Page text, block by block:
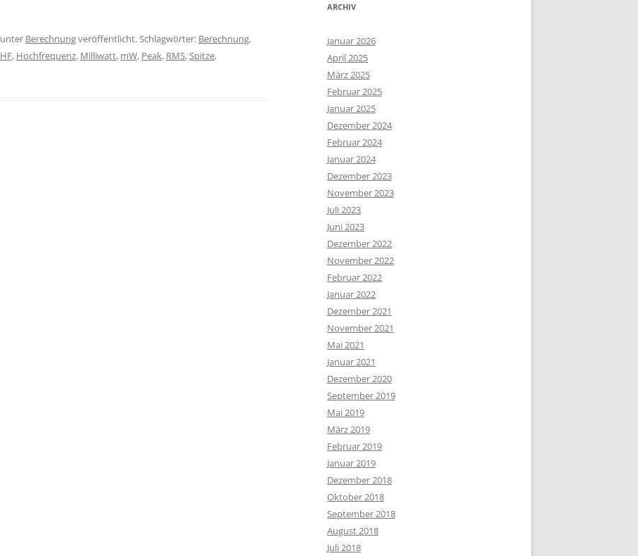
unter Berechnungveröffentlicht. Schlagwörter: Berechnung,
HF, Hochfrequenz, Milliwatt, mW, Peak, RMS,Spitze,
ARCHIV
Januar 2026
April 2025
März 2025
Februar 2025
Januar 2025
Dezember 2024
Februar 2024
Januar 2024
Dezember 2023
November 2023
Juli 2023
Juni 2023
Dezember 2022
November 2022
Februar 2022
Januar 2022
Dezember 2021
November 2021
Mai 2021
Januar 2021
Dezember 2020
September 2019
Mai 2019
März 2019
Februar 2019
Januar 2019
Dezember 2018
Oktober 2018
September 2018
August 2018
Juli 2018